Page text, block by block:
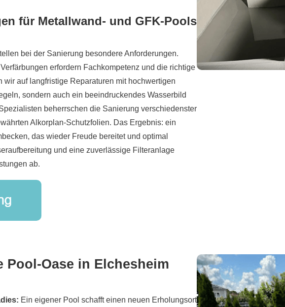
für Metallwand- und GFK-Pools
bei der Sanierung besondere Anforderungen.
erfordern Fachkompetenz und die richtige
wir auf langfristige Reparaturen mit hochwertigen
sondern auch ein beeindruckendes Wasserbild
beherrschen die Sanierung verschiedenster
Alkorplan-Schutzfolien. Das Ergebnis: ein
das wieder Freude bereitet und optimal
und eine zuverlässige Filteranlage
ab.
Pool-Oase in Elchesheim
Ein eigener Pool schafft einen neuen Erholungsort